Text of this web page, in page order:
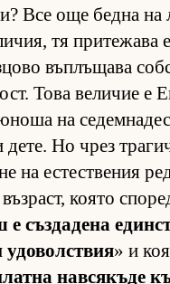
Все още бедна
тя при­те­жава
въп­лъ­щава
Това ве­ли­чие е
на
де­те. Но чрез
на ес­тес­т­ве­ния
въз­раст, ко­ято
е съз­да­дена
удо­вол­с­т­вия» и
нав­ся­къде